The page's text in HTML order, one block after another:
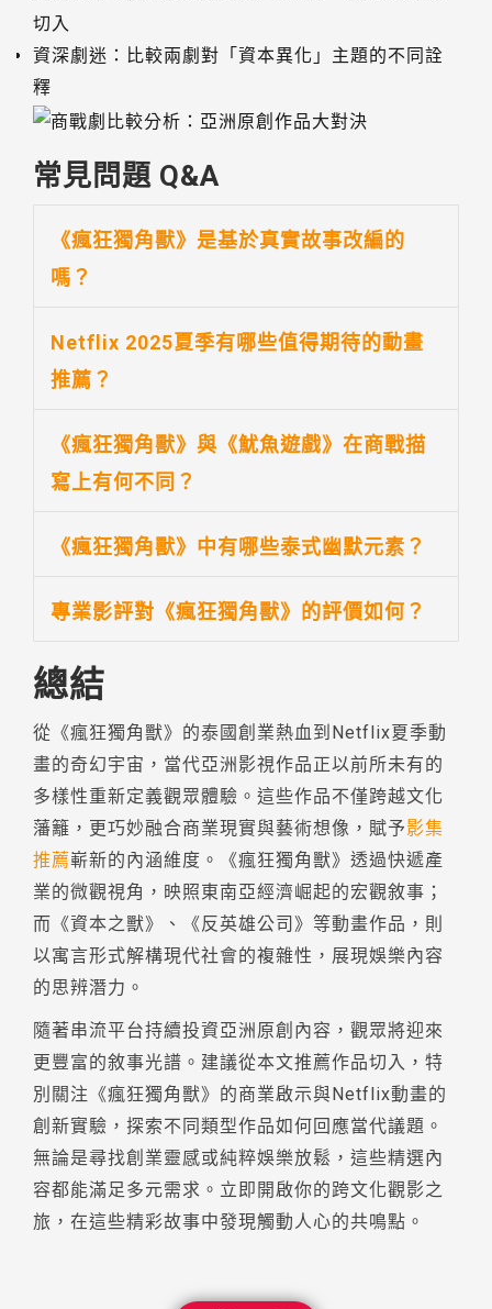
切入
資深劇迷：比較兩劇對「資本異化」主題的不同詮
釋
常見問題 Q&A
《瘋狂獨角獸》是基於真實故事改編的
嗎？
Netflix 2025夏季有哪些值得期待的動畫
推薦？
《瘋狂獨角獸》與《魷魚遊戲》在商戰描
寫上有何不同？
《瘋狂獨角獸》中有哪些泰式幽默元素？
專業影評對《瘋狂獨角獸》的評價如何？
總結
從《瘋狂獨角獸》的泰國創業熱血到Netflix夏季動
畫的奇幻宇宙，當代亞洲影視作品正以前所未有的
多樣性重新定義觀眾體驗。這些作品不僅跨越文化
藩籬，更巧妙融合商業現實與藝術想像，賦予影集
推薦嶄新的內涵維度。《瘋狂獨角獸》透過快遞產
業的微觀視角，映照東南亞經濟崛起的宏觀敘事；
而《資本之獸》、《反英雄公司》等動畫作品，則
以寓言形式解構現代社會的複雜性，展現娛樂內容
的思辨潛力。
隨著串流平台持續投資亞洲原創內容，觀眾將迎來
更豐富的敘事光譜。建議從本文推薦作品切入，特
別關注《瘋狂獨角獸》的商業啟示與Netflix動畫的
創新實驗，探索不同類型作品如何回應當代議題。
無論是尋找創業靈感或純粹娛樂放鬆，這些精選內
容都能滿足多元需求。立即開啟你的跨文化觀影之
旅，在這些精彩故事中發現觸動人心的共鳴點。